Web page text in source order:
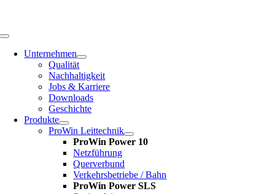
Toggle
NavigationUnternehmen
Qualität
Nachhaltigkeit
Jobs & Karriere
Downloads
Geschichte
Produkte
ProWin Leittechnik
ProWin Power 10
Netzführung
Querverbund
Verkehrsbetriebe / Bahn
ProWin Power SLS